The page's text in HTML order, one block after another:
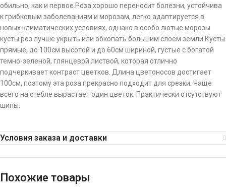
обильно, как и первое.Роза хорошо переносит болезни, устойчива
к грибковым заболеваниям и морозам, легко адаптируется в
новых климатических условиях, однако в особо лютые морозы
кусты роз лучше укрыть или обкопать большим слоем земли.Кусты
прямые, до 100см высотой и до 60см шириной, густые с богатой
темно-зеленой, глянцевой листвой, которая отлично
подчеркивает контраст цветков. Длина цветоносов достигает
100см, поэтому эта роза прекрасно подходит для срезки. Чаще
всего на стебле вырастает один цветок. Практически отсутствуют
шипы.
Условия заказа и доставки
Похожие товары